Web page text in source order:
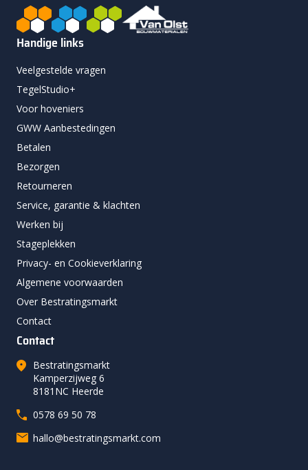
Handige links
Veelgestelde vragen
TegelStudio+
Voor hoveniers
GWW Aanbestedingen
Betalen
Bezorgen
Retourneren
Service, garantie & klachten
Werken bij
Stageplekken
Privacy- en Cookieverklaring
Algemene voorwaarden
Over Bestratingsmarkt
Contact
Contact
Bestratingsmarkt
Kamperzijweg 6
8181NC Heerde
0578 69 50 78
hallo@bestratingsmarkt.com